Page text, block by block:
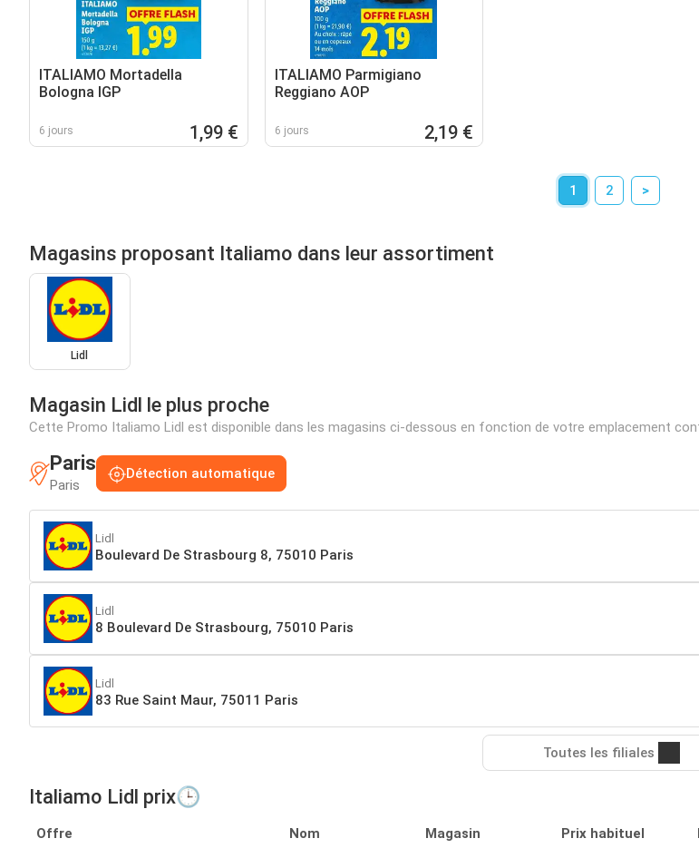
ITALIAMO Mortadella
Bologna IGP
6 jours 1,99 €
ITALIAMO Parmigiano
Reggiano AOP
6 jours 2,19 €
1 2 >
Magasins proposant Italiamo dans leur assortiment
Lidl
Magasin Lidl le plus proche
Cette Promo Italiamo Lidl est disponible dans les magasins ci-dessous en fonction de votre emplacement
Paris
Paris
Détection automatique
Lidl
Boulevard De Strasbourg 8, 75010 Paris
Lidl
8 Boulevard De Strasbourg, 75010 Paris
Lidl
83 Rue Saint Maur, 75011 Paris
Toutes les filiales
Italiamo Lidl prix🕒
Offre Nom Magasin Prix habituel